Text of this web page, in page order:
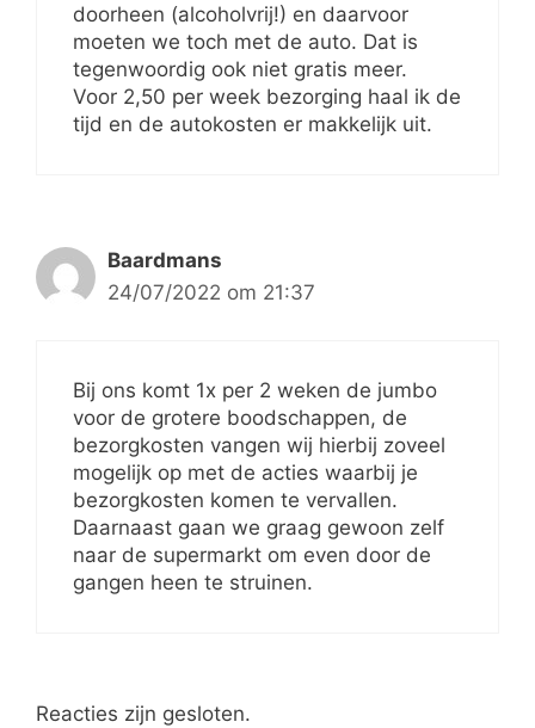
doorheen (alcoholvrij!) en daarvoor
moeten we toch met de auto. Dat is
tegenwoordig ook niet gratis meer.
Voor 2,50 per week bezorging haal ik de
tijd en de autokosten er makkelijk uit.
Baardmans
24/07/2022 om 21:37
Bij ons komt 1x per 2 weken de jumbo
voor de grotere boodschappen, de
bezorgkosten vangen wij hierbij zoveel
mogelijk op met de acties waarbij je
bezorgkosten komen te vervallen.
Daarnaast gaan we graag gewoon zelf
naar de supermarkt om even door de
gangen heen te struinen.
Reacties zijn gesloten.